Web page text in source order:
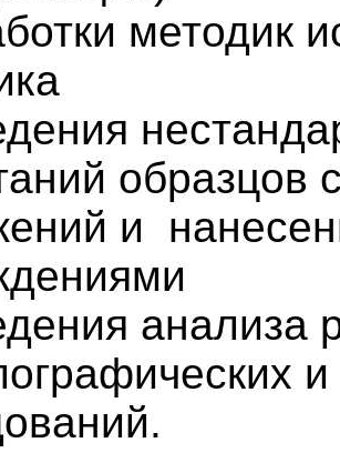
методик
образцов
и
анализа